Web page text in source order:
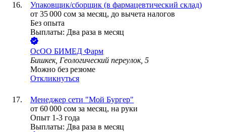
Упаковщик/сборщик (в фармацевтический склад)
от 35 000 сом за месяц, до вычета налогов
Без опыта
Выплаты: Два раза в месяц
ОсОО БИМЕД Фарм
Бишкек, Геологический переулок, 5
Можно без резюме
Откликнуться
Менеджер сети "Мой Бургер"
от 60 000 сом за месяц, на руки
Опыт 1-3 года
Выплаты: Два раза в месяц